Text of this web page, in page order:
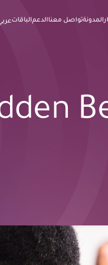
المدونةتواصل معناالدعمالباقات